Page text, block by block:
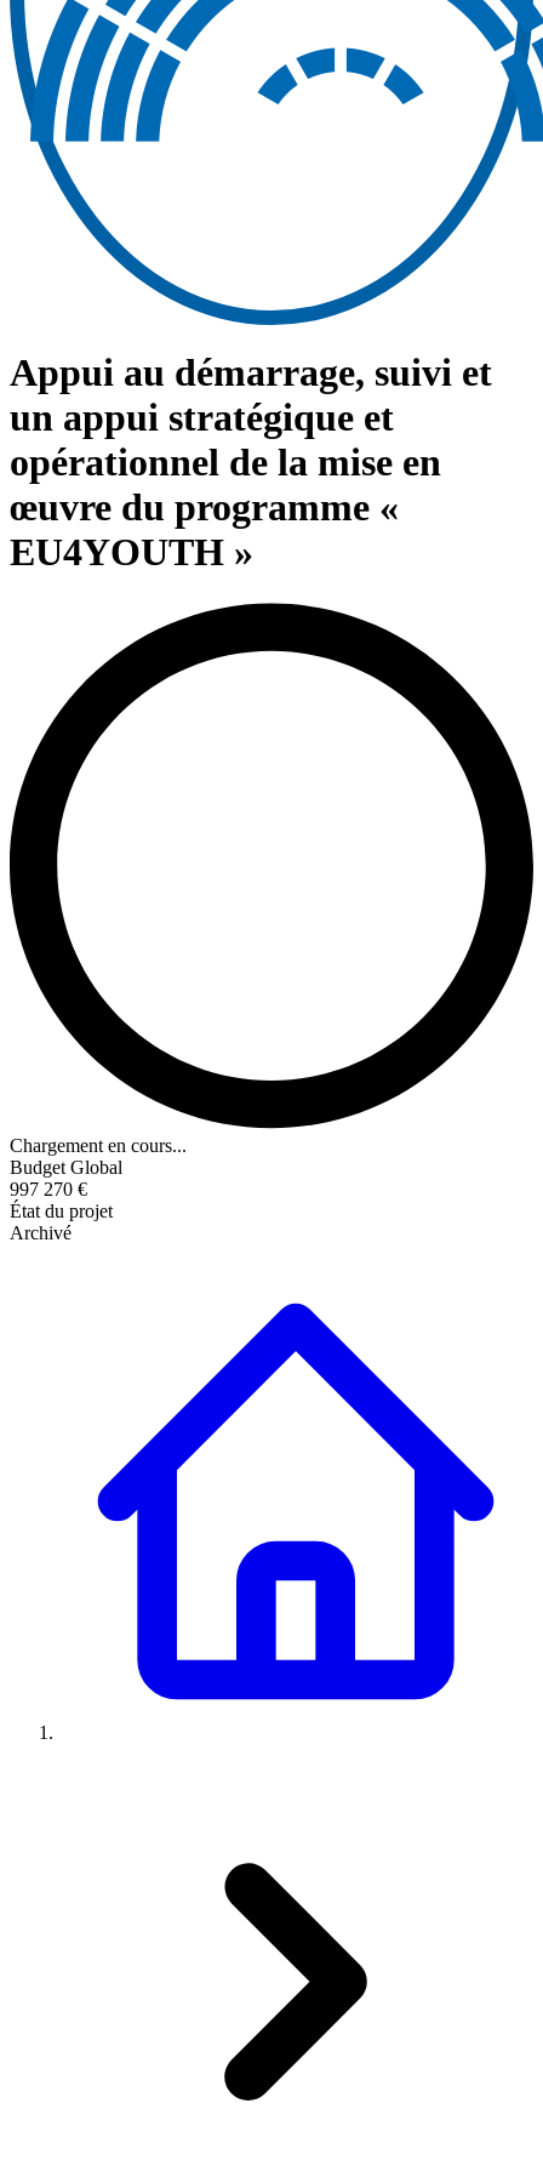
Appui au démarrage, suivi et
un appui stratégique et
opérationnel de la mise en
œuvre du programme «
EU4YOUTH »
Chargement en cours...
Budget Global
997 270 €
État du projet
Archivé